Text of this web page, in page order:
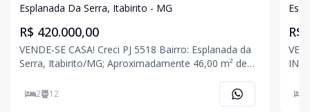
Esplanada Da Serra, Itabirito - MG
R$ 420.000,00
VENDE-SE CASA! Creci PJ 5518 Bairro: Esplanada da
Serra, Itabirito/MG; Aproximadamente 46,00 m² de
índice de crescimento e valorização, a poucos
minutos do centro da cidade, região servida de
2 12
R$